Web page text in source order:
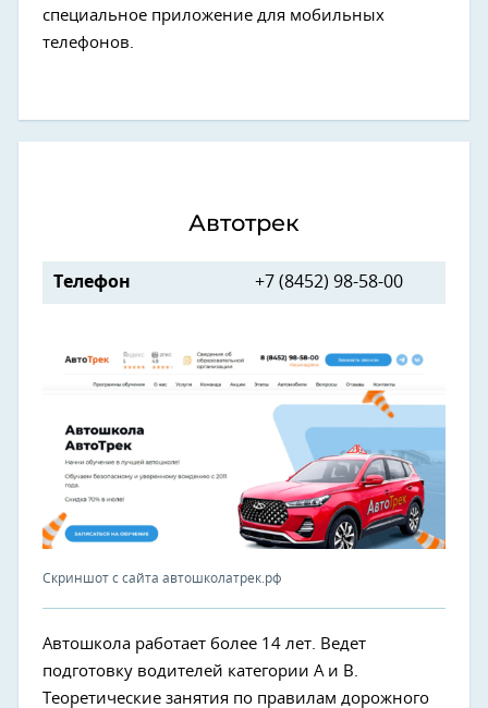
специальное приложение для мобильных
телефонов.
Автотрек
Телефон +7 (8452) 98-58-00
Скриншот с сайта автошколатрек.рф
Автошкола работает более 14 лет. Ведет
подготовку водителей категории A и В.
Теоретические занятия по правилам дорожного